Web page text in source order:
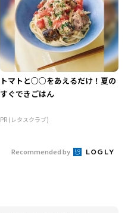
トマトと○○をあえるだけ！夏の
すぐできごはん
PR (レタスクラブ)
Recommended by